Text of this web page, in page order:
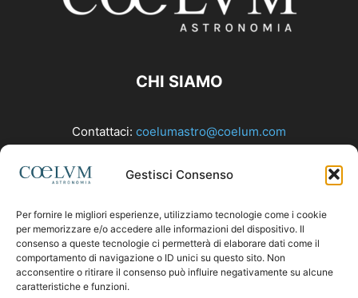
Gestisci Consenso
Per fornire le migliori esperienze, utilizziamo tecnologie come i cookie
per memorizzare e/o accedere alle informazioni del dispositivo. Il
consenso a queste tecnologie ci permetterà di elaborare dati come il
comportamento di navigazione o ID unici su questo sito. Non
acconsentire o ritirare il consenso può influire negativamente su alcune
caratteristiche e funzioni.
CHI SIAMO
Contattaci: coelumastro@coelum.com
SEGUICI